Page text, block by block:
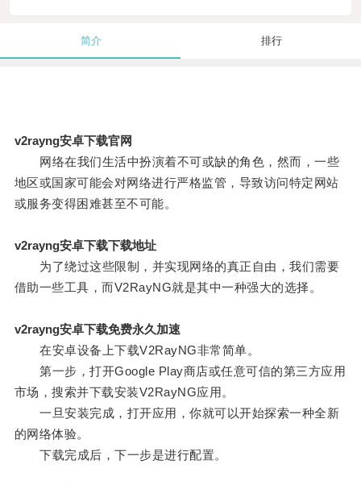
简介 排行
v2rayng安卓下载官网
网络在我们生活中扮演着不可或缺的角色，然而，一些
地区或国家可能会对网络进行严格监管，导致访问特定网站
或服务变得困难甚至不可能。
v2rayng安卓下载下载地址
为了绕过这些限制，并实现网络的真正自由，我们需要
借助一些工具，而V2RayNG就是其中一种强大的选择。
v2rayng安卓下载免费永久加速
在安卓设备上下载V2RayNG非常简单。
第一步，打开Google Play商店或任意可信的第三方应用
市场，搜索并下载安装V2RayNG应用。
一旦安装完成，打开应用，你就可以开始探索一种全新
的网络体验。
下载完成后，下一步是进行配置。